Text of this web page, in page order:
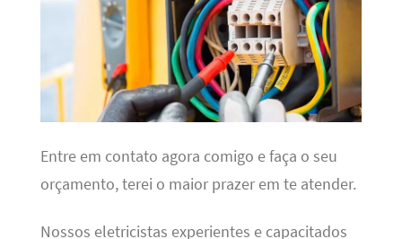
Entre em contato agora comigo e faça o seu
orçamento, terei o maior prazer em te atender.
Nossos eletricistas experientes e capacitados